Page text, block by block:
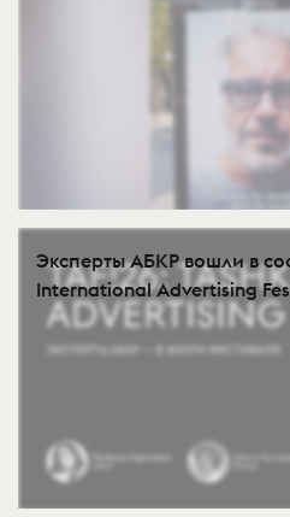
Эксперты АБКР вошли в
International Advertising